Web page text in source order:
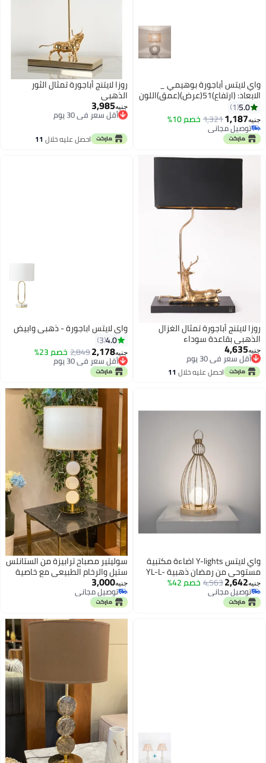
واي لايتس أباجورة بوهيمي _
الابعاد: (ارتفاع)51(عرض)(عمق)اللون
: ابيض و بيج غامق
5.0
1
جنيه1,187
1,321خصم 10%
توصيل مجاني
توصيل مجاني
روزا لايتنج أباجورة تمثال الثور
الذهبي
جنيه3,985
أقل سعر في 30 يوم
توصيل مجاني
أقل سعر في 30 يوم
احصل عليه خلال 11
روزا لايتنج أباجورة تمثال الغزال
الذهبي بقاعدة سوداء
جنيه4,635
أقل سعر في 30 يوم
توصيل مجاني
أقل سعر في 30 يوماحصل عليه خلال 11
واي لايتس اباجورة - ذهبي وابيض
4.0
3
جنيه2,178
2,849خصم 23% أقل سعر في 30 يوم
توصيل مجاني
أقل سعر في 30 يوم
واي لايتس Y-lights اضاءة مكتبية
مستوحى من رمضان ذهبية YL-L-
734-G0
جنيه2,642
4,563خصم 42%
توصيل مجاني
توصيل مجاني
سوليتير مصباح ترابيزة من الستانلس
ستيل والرخام الطبيعي مع خاصية
التحكم باللمس
جنيه3,000
توصيل مجاني
توصيل مجاني